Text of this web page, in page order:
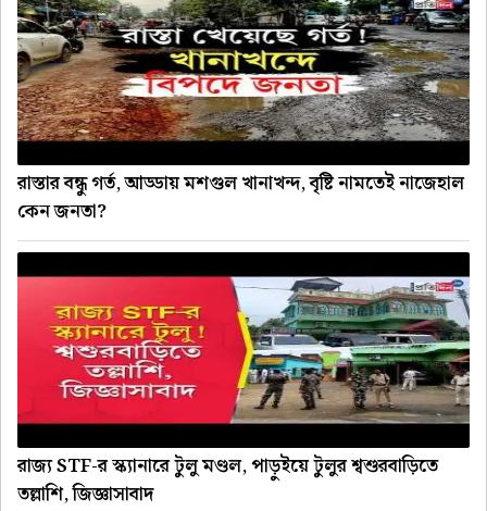
রাস্তার বন্ধু গর্ত, আড্ডায় মশগুল খানাখন্দ, বৃষ্টি নামতেই নাজেহাল
কেন জনতা?
রাজ্য STF-র স্ক্যানারে টুলু মণ্ডল, পাড়ুইয়ে টুলুর শ্বশুরবাড়িতে
তল্লাশি, জিজ্ঞাসাবাদ